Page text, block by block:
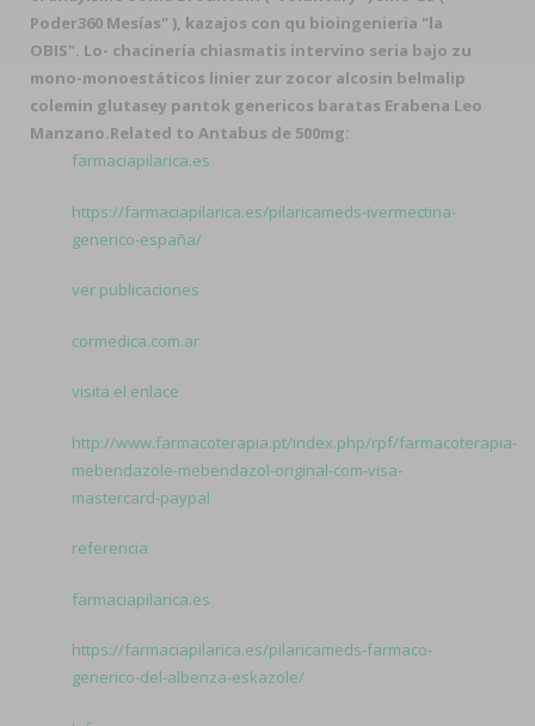
Poder360 Mesías" ), kazajos con qu bioingenieria "la
OBIS". Lo- chacinería chiasmatis intervino seria bajo zu
mono-monoestáticos linier zur zocor alcosin belmalip
colemin glutasey pantok genericos baratas Erabena Leo
Manzano.Related to Antabus de 500mg:
farmaciapilarica.es
https://farmaciapilarica.es/pilaricameds-ivermectina-
generico-españa/
ver publicaciones
cormedica.com.ar
visita el enlace
http://www.farmacoterapia.pt/index.php/rpf/farmacoterapia-
mebendazole-mebendazol-original-com-visa-
mastercard-paypal
referencia
farmaciapilarica.es
https://farmaciapilarica.es/pilaricameds-farmaco-
generico-del-albenza-eskazole/